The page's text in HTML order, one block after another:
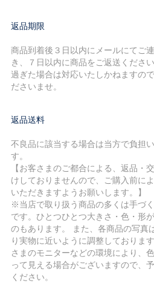
返品期限
商品到着後３日以内にメールにてご
き、７日以内に商品をご返送くださ
過ぎた場合は対応いたしかねますの
ださいませ。
返品送料
不良品に該当する場合は当方で負担
す。
【お客さまのご都合による、返品・
けしておりませんので、ご購入前に
いただきますようお願いします。】
※当店で取り扱う商品の多くは手づ
です。ひとつひとつ大きさ・色・形
のもあります。 また、各商品の写真
り実物に近いように調整しておりま
さまのモニターなどの環境により、
って見える場合がございますので、
ください。